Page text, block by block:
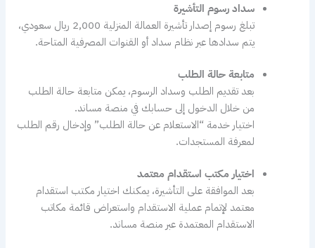
سداد رسوم التأشيرة
تبلغ رسوم إصدار تأشيرة العمالة المنزلية 2,000 ريال سعودي،
يتم سدادها عبر نظام سداد أو القنوات المصرفية المتاحة.
متابعة حالة الطلب
بعد تقديم الطلب وسداد الرسوم، يمكن متابعة حالة الطلب
من خلال الدخول إلى حسابك في منصة مساند.
اختيار خدمة “الاستعلام عن حالة الطلب” وإدخال رقم الطلب
لمعرفة المستجدات.
اختيار مكتب استقدام معتمد
بعد الموافقة على التأشيرة، يمكنك اختيار مكتب استقدام
معتمد لإتمام عملية الاستقدام واستعراض قائمة مكاتب
الاستقدام المعتمدة عبر منصة مساند.